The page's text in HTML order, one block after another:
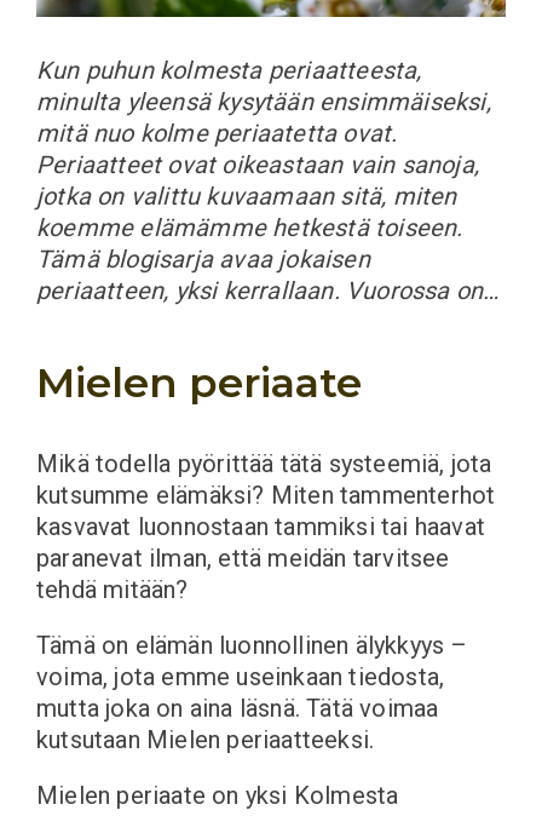
Kun puhun kolmesta periaatteesta,
minulta yleensä kysytään ensimmäiseksi,
mitä nuo kolme periaatetta ovat.
Periaatteet ovat oikeastaan vain sanoja,
jotka on valittu kuvaamaan sitä, miten
koemme elämämme hetkestä toiseen.
Tämä blogisarja avaa jokaisen
periaatteen, yksi kerrallaan. Vuorossa on…
Mielen periaate
Mikä todella pyörittää tätä systeemiä, jota
kutsumme elämäksi? Miten tammenterhot
kasvavat luonnostaan tammiksi tai haavat
paranevat ilman, että meidän tarvitsee
tehdä mitään?
Tämä on elämän luonnollinen älykkyys –
voima, jota emme useinkaan tiedosta,
mutta joka on aina läsnä. Tätä voimaa
kutsutaan Mielen periaatteeksi.
Mielen periaate on yksi Kolmesta